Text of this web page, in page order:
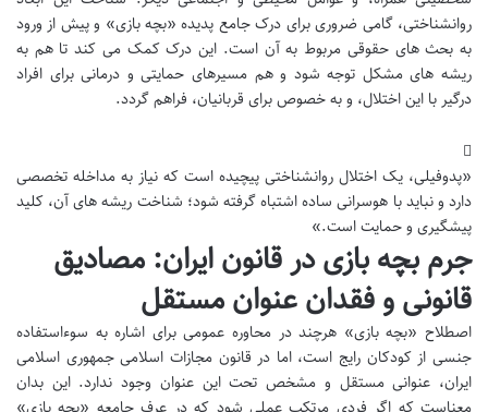
روانشناختی، گامی ضروری برای درک جامع پدیده «بچه بازی» و پیش از ورود
به بحث های حقوقی مربوط به آن است. این درک کمک می کند تا هم به
ریشه های مشکل توجه شود و هم مسیرهای حمایتی و درمانی برای افراد
درگیر با این اختلال، و به خصوص برای قربانیان، فراهم گردد.
«پدوفیلی، یک اختلال روانشناختی پیچیده است که نیاز به مداخله تخصصی
دارد و نباید با هوسرانی ساده اشتباه گرفته شود؛ شناخت ریشه های آن، کلید
پیشگیری و حمایت است.»
جرم بچه بازی در قانون ایران: مصادیق
قانونی و فقدان عنوان مستقل
اصطلاح «بچه بازی» هرچند در محاوره عمومی برای اشاره به سوءاستفاده
جنسی از کودکان رایج است، اما در قانون مجازات اسلامی جمهوری اسلامی
ایران، عنوانی مستقل و مشخص تحت این عنوان وجود ندارد. این بدان